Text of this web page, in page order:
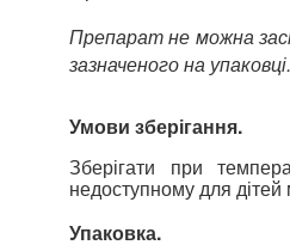
Препарат не можна
зазначеного на упаковці.
Умови зберігання.
Зберігати при
недоступному для дітей
Упаковка.